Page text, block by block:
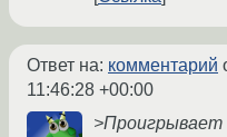
Ответ на: комментарий
11:46:28 +00:00
>Проигрывает